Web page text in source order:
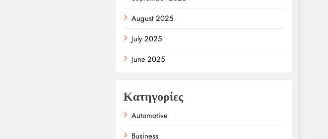
August 2025
July 2025
June 2025
Κατηγορίες
Automotive
Business